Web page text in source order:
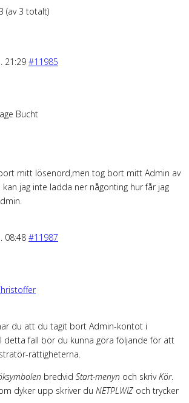
(av 3 totalt)
21:29 #11985
Bucht
mitt lösenord,men tog bort mitt Admin av
kan jag inte ladda ner någonting hur får jag
08:48 #11987
du att du tagit bort Admin-kontot i
detta fall bör du kunna göra följande för att
rättigheterna.
bredvid Start-menyn och skriv Kör.
dyker upp skriver du NETPLWIZ och trycker